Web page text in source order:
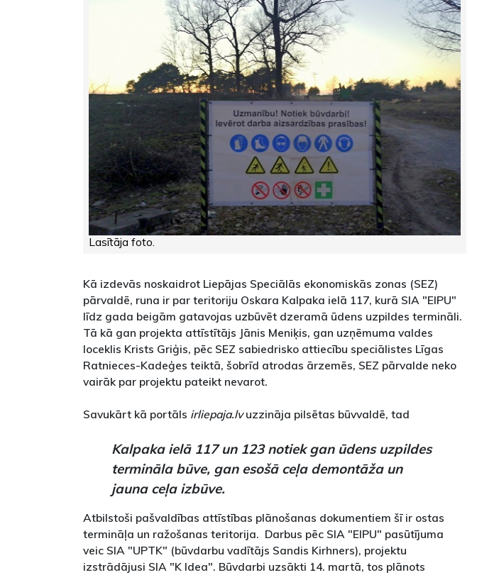
Lasītāja foto.
Kā izdevās noskaidrot Liepājas Speciālās ekonomiskās zonas (SEZ)
pārvaldē, runa ir par teritoriju Oskara Kalpaka ielā 117, kurā SIA "EIPU"
līdz gada beigām gatavojas uzbūvēt dzeramā ūdens uzpildes termināli.
Tā kā gan projekta attīstītājs Jānis Meniķis, gan uzņēmuma valdes
loceklis Krists Griģis, pēc SEZ sabiedrisko attiecību speciālistes Līgas
Ratnieces-Kadeģes teiktā, šobrīd atrodas ārzemēs, SEZ pārvalde neko
vairāk par projektu pateikt nevarot.
Savukārt kā portāls irliepaja.lvuzzināja pilsētas būvvaldē, tad
Kalpaka ielā 117 un 123 notiek gan ūdens uzpildes
termināla būve, gan esošā ceļa demontāža un
jauna ceļa izbūve.
Atbilstoši pašvaldības attīstības plānošanas dokumentiem šī ir ostas
termināļa un ražošanas teritorija. Darbus pēc SIA "EIPU" pasūtījuma
veic SIA "UPTK" (būvdarbu vadītājs Sandis Kirhners), projektu
izstrādājusi SIA "K Idea". Būvdarbi uzsākti 14. martā, tos plānots